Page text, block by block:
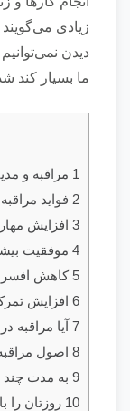
زیادی
دیدن
ما بسیار کند
1 مراقبه و مدیتیشن چیست؟
2 فواید مراقبه چیست؟
3 افزایش مهارت ارتباط برقرار کردن در اجتماع
4 موفقیت بیشتر در کار و روابط عاطفی
5 کاهش افسردگی
6 افزایش تمرکز و قدرت یادگیری
7 آیا مراقبه در اسلام جایز است؟
8 اصول مراقبه و مدیتیشن
9 به مدت چند دقیقه در مکانی ساکت بنشینید
10 روز‌تان را با مراقبه کردن شروع کنید